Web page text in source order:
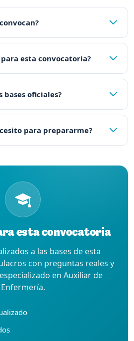
esta convocatoria?
bases oficiales?
para prepararme?
esta convocatoria
a las bases de esta
con preguntas reales y
en Auxiliar de
Enfermería.